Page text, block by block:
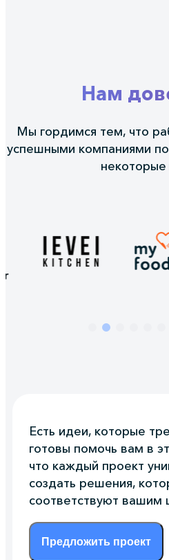
Нам
Мы гордимся тем, что
успешными компаниями
некоторые
Есть идеи, которые
готовы помочь вам в
что каждый проект
создать решения,
соответствуют вашим
Предложить проект